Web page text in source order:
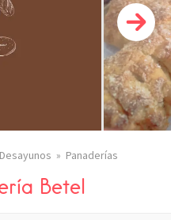
Desayunos Panaderías
Betel